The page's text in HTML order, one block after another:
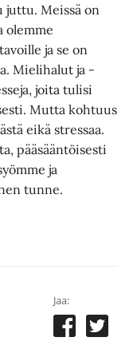
Meissä on
olemme
ja se on
Mielihalut ja -
joita tulisi
Mutta kohtuus
eikä stressaa.
pääsääntöisesti
ja
tunne.
Jaa: